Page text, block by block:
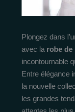
Plongez dans
avec la robe de
incontournable
Entre élégance
la nouvelle
les grandes